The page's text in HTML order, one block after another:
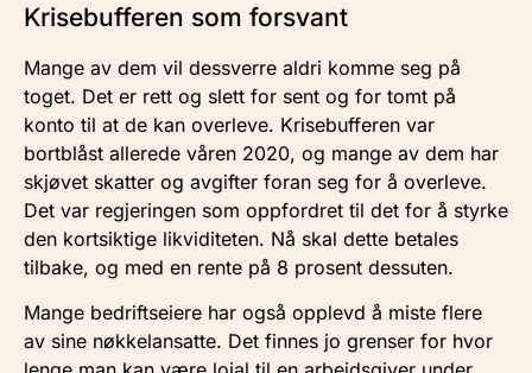
Krisebufferen som forsvant
Mange av dem vil dessverre aldri komme seg på
toget. Det er rett og slett for sent og for tomt på
konto til at de kan overleve. Krisebufferen var
bortblåst allerede våren 2020, og mange av dem har
skjøvet skatter og avgifter foran seg for å overleve.
Det var regjeringen som oppfordret til det for å styrke
den kortsiktige likviditeten. Nå skal dette betales
tilbake, og med en rente på 8 prosent dessuten.
Mange bedriftseiere har også opplevd å miste flere
av sine nøkkelansatte. Det finnes jo grenser for hvor